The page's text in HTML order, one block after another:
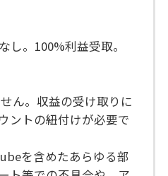
し。100%利益受取。
ん。収益の受け取りに
ントの紐付けが必要で
を含めたあらゆる部